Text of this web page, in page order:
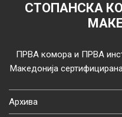
СТОПАНСКА
ПРВА комора и ПРВА
Македонија
Архива